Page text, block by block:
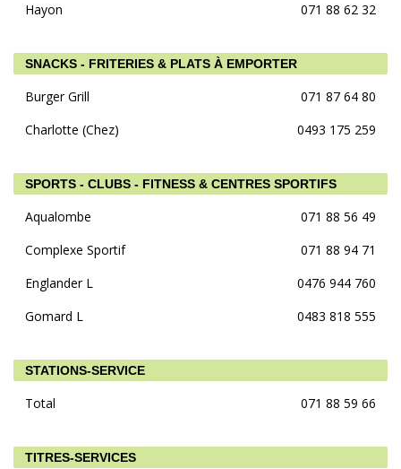
Hayon 071 88 62 32
SNACKS - FRITERIES & PLATS À EMPORTER
Burger Grill
071 87 64 80
Charlotte (Chez)
0493 175 259
SPORTS - CLUBS - FITNESS & CENTRES SPORTIFS
Aqualombe
071 88 56 49
Complexe Sportif
071 88 94 71
Englander L
0476 944 760
Gomard L
0483 818 555
STATIONS-SERVICE
Total 071 88 59 66
TITRES-SERVICES